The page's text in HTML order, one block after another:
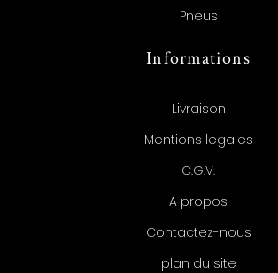
Pneus
Informations
Livraison
Mentions legales
C.G.V.
A propos
Contactez-nous
plan du site